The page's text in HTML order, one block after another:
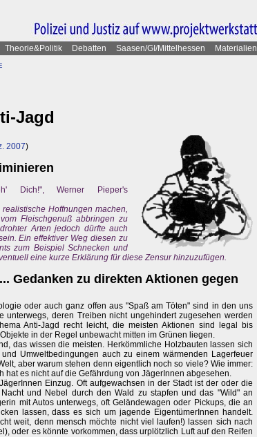
Theorie&Politik Debatten Saasen/GI/Mittelhessen Materialien
Jagd
2007)
Dich!", Werner Pieper's
Hoffnungen machen,
Fleischgenuß abbringen zu
Arten jedoch dürfte auch
Ein effektiver Weg diesen zu
zum Beispiel Schnecken und
eine kurze Erklärung für diese Zensur hinzuzufügen.
Gedanken zu direkten Aktionen gegen
oder auch ganz offen aus "Spaß am Töten" sind in den uns
unterwegs, deren Treiben nicht ungehindert zugesehen werden
Anti-Jagd recht leicht, die meisten Aktionen sind legal bis
in der Regel unbewacht mitten im Grünen liegen.
das wissen die meisten. Herkömmliche Holzbauten lassen sich
Umweltbedingungen auch zu einem wärmenden Lagerfeuer
aber warum stehen denn eigentlich noch so viele? Wie immer:
hat es nicht auf die Gefährdung von JägerInnen abgesehen.
Einzug. Oft aufgewachsen in der Stadt ist der oder die
und Nebel durch den Wald zu stapfen und das "Wild" an
mit Autos unterwegs, oft Geländewagen oder Pickups, die an
lassen, dass es sich um jagende EigentümerInnen handelt.
weit, denn mensch möchte nicht viel laufen!) lassen sich nach
oder es könnte vorkommen, dass urplötzlich Luft auf den Reifen